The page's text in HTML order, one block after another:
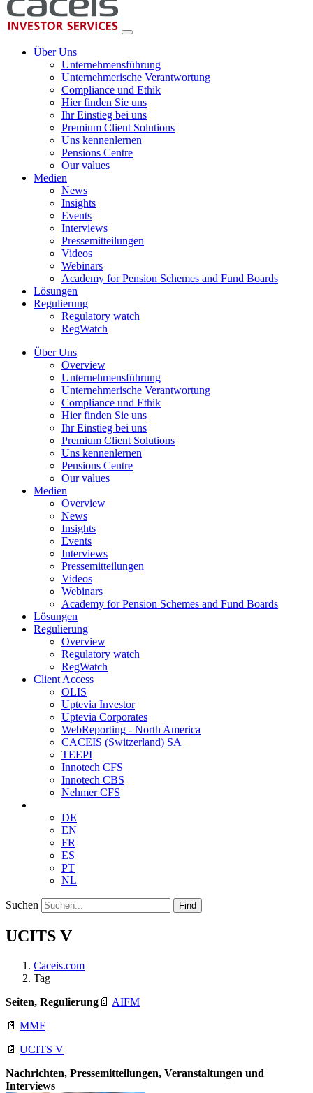
Über Uns
Unternehmensführung
Unternehmerische Verantwortung
Compliance und Ethik
Hier finden Sie uns
Ihr Einstieg bei uns
Premium Client Solutions
Uns kennenlernen
Pensions Centre
Our values
Medien
News
Insights
Events
Interviews
Pressemitteilungen
Videos
Webinars
Academy for Pension Schemes and Fund Boards
Lösungen
Regulierung
Regulatory watch
RegWatch
Über Uns
Overview
Unternehmensführung
Unternehmerische Verantwortung
Compliance und Ethik
Hier finden Sie uns
Ihr Einstieg bei uns
Premium Client Solutions
Uns kennenlernen
Pensions Centre
Our values
Medien
Overview
News
Insights
Events
Interviews
Pressemitteilungen
Videos
Webinars
Academy for Pension Schemes and Fund Boards
Lösungen
Regulierung
Overview
Regulatory watch
RegWatch
Client Access
OLIS
Uptevia Investor
Uptevia Corporates
WebReporting - North America
CACEIS (Switzerland) SA
TEEPI
Innotech CFS
Innotech CBS
Nehmer CFS
DE
EN
FR
ES
PT
NL
Suchen Find
UCITS V
Caceis.com
Tag
Seiten, Regulierung 📄 AIFM
📄 MMF
📄 UCITS V
Nachrichten, Pressemitteilungen, Veranstaltungen und
Interviews